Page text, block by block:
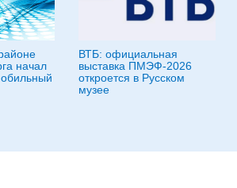
начал
ВТБ: официальная
выставка ПМЭФ-2026
откроется в Русском
музее